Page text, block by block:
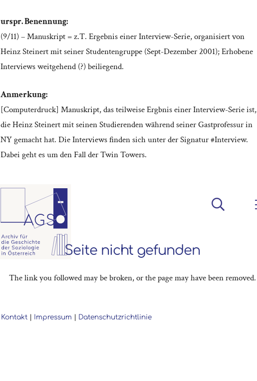
urspr. Benennung:
(9/11) – Manuskript = z.T. Ergebnis einer Interview-Serie, organisiert von
Heinz Steinert mit seiner Studentengruppe (Sept-Dezember 2001); Erhobene
Interviews weitgehend (?) beiliegend.
Anmerkung:
[Computerdruck] Manuskript, das teilweise Ergbnis einer Interview-Serie ist,
die Heinz Steinert mit seinen Studierenden während seiner Gastprofessur in
NY gemacht hat. Die Interviews finden sich unter der Signatur #Interview.
Dabei geht es um den Fall der Twin Towers.